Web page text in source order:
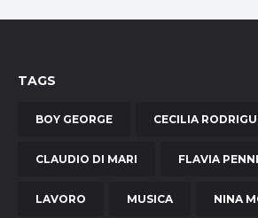
TAGS
BOY GEORGE CECILIA
CLAUDIO DI MARI FLAVIA
LAVORO MUSICA NINA